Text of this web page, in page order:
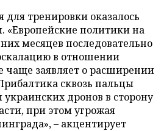
для тренировки оказалось
политики на
месяцев последовательно
в отношении
чаще заявляет о расширении
сквозь пальцы
дронов в сторону
при этом угрожая
– акцентирует